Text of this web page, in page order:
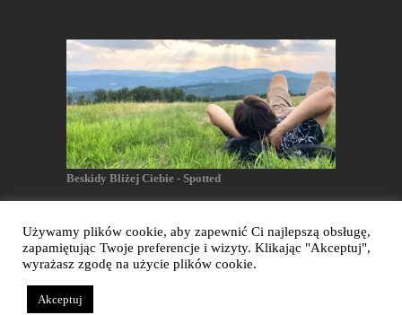
Beskidy Bliżej Ciebie - Spotted
Reporter NTR - Wszelkie prawa zastrzeżone
Realizacja: Dianthus
Używamy plików cookie, aby zapewnić Ci najlepszą obsługę,
zapamiętując Twoje preferencje i wizyty. Klikając "Akceptuj",
wyrażasz zgodę na użycie plików cookie.
Akceptuj